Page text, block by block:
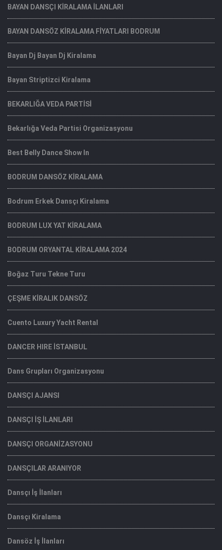
BAYAN DANSÇI KİRALAMA İLANLARI
BAYAN DANSÖZ KİRALAMA FİYATLARI BODRUM
Bayan Dj Bayan Dj Kiralama
Bayan Striptizci Kiralama
BEKARLIĞA VEDA PARTİSİ
Bekarlığa Veda Partisi Organizasyonu
Best Belly Dance Show In
BODRUM DANSÖZ KİRALAMA
Bodrum Erkek Dansçı Kiralama
BODRUM LUX YAT KİRALAMA
BODRUM ORYANTAL KİRALAMA 2024
Boğaz Turu Tekne Turu
ÇEŞME KİRALIK DANSÖZ
Cuento Luxury Yacht Rental
DANCER HIRE İSTANBUL
Dans Grupları Organizasyonu
DANSÇI AJANSI
DANSÇI İŞ İLANLARI
DANSÇI ORGANİZASYONU
DANSÇILAR ARANIYOR
Dansçı İş İlanları
Dansçı Kiralama
Dansöz İş İlanları